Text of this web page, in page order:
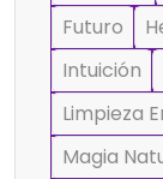
Futuro
Intuición
Limpieza
Magia